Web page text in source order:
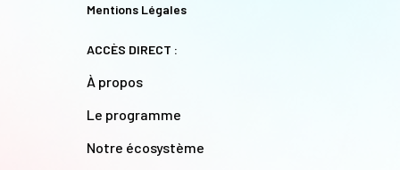
Mentions Légales
ACCÈS DIRECT :
À propos
Le programme
Notre écosystème